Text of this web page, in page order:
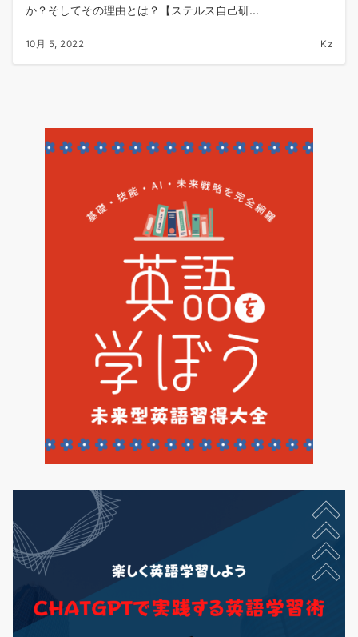
か？そしてその理由とは？【ステルス自己研...
10月 5, 2022 Kz